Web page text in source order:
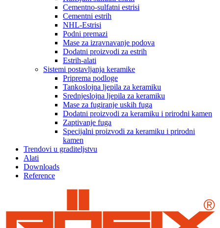
Cementno-sulfatni estrisi
Cementni estrih
NHL-Estrisi
Podni premazi
Mase za izravnavanje podova
Dodatni proizvodi za estrih
Estrih-alati
Sistemi postavljanja keramike
Priprema podloge
Tankoslojna ljepila za keramiku
Srednjeslojna ljepila za keramiku
Mase za fugiranje uskih fuga
Dodatni proizvodi za keramiku i prirodni kamen
Zaptivanje fuga
Specijalni proizvodi za keramiku i prirodni
kamen
Trendovi u graditeljstvu
Alati
Downloads
Reference